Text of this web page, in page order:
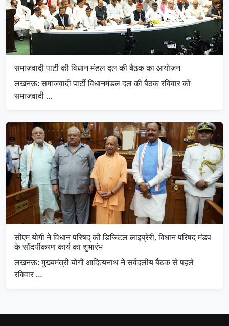
समाजवादी पार्टी की विधान मंडल दल की बैठक का आयोजन
लखनऊ: समाजवादी पार्टी विधानमंडल दल की बैठक रविवार को
समाजवादी …
सीएम योगी ने विधान परिषद् की डिजिटल लाइब्रेरी, विधान परिषद मंडप
के सौंदर्यीकरण कार्य का शुभारंभ
लखनऊ: मुख्यमंत्री योगी आदित्यनाथ ने सर्वदलीय बैठक से पहले
रविवार …